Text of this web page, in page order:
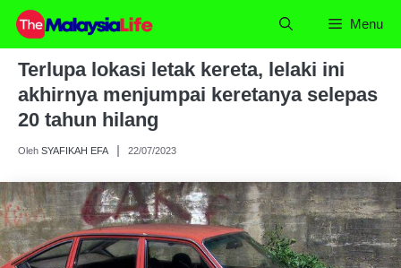
Skip
content
Menu
Terlupa lokasi letak kereta, lelaki ini
akhirnya menjumpai keretanya selepas
20 tahun hilang
Oleh SYAFIKAH EFA 22/07/2023